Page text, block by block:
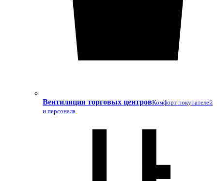
Вентиляция торговых центровКомфорт покупателей
и персонала